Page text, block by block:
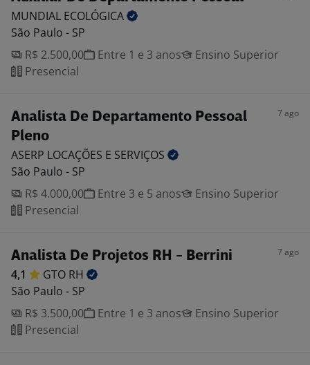
MUNDIAL ECOLÓGICA
São Paulo - SP
R$ 2.500,00
Entre 1 e 3 anos
Ensino Superior
Presencial
Analista De Departamento Pessoal
Pleno
7 ago
ASERP LOCAÇÕES E SERVIÇOS
São Paulo - SP
R$ 4.000,00
Entre 3 e 5 anos
Ensino Superior
Presencial
Analista De Projetos RH - Berrini 7 ago
4,1 GTO RH
São Paulo - SP
R$ 3.500,00
Entre 1 e 3 anos
Ensino Superior
Presencial